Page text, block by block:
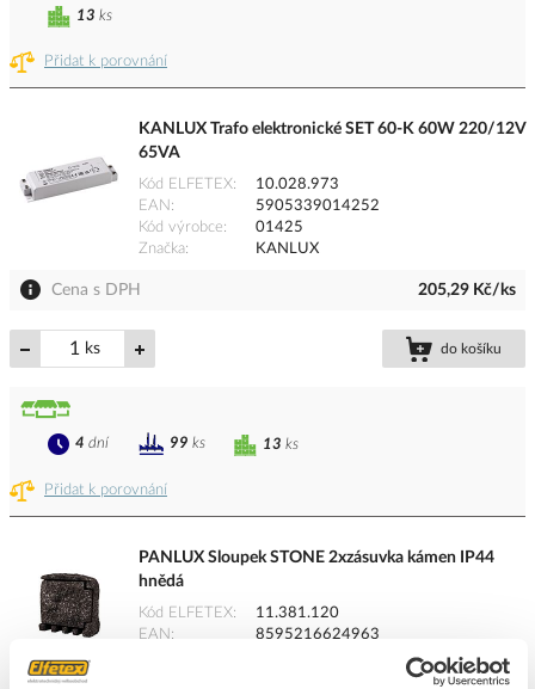
Přidat k porovnání
13 ks
KANLUX Trafo elektronické SET 60-K 60W 220/12V
65VA
Kód ELFETEX
10.028.973
EAN
5905339014252
Kód výrobce
01425
Značka
KANLUX
Cena s DPH 205,29 Kč/ks
ks do košíku
Přidat k porovnání
13 ks
4 dní 99 ks
PANLUX Sloupek STONE 2xzásuvka kámen IP44
hnědá
Kód ELFETEX
11.381.120
EAN
8595216624963